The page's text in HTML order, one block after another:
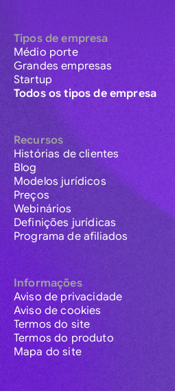
Tipos de empresa
Médio porte
Grandes empresas
Startup
Todos os tipos de empresa
Recursos
Histórias de clientes
Blog
Modelos jurídicos
Preços
Webinários
Definições jurídicas
Programa de afiliados
Informações
Aviso de privacidade
Aviso de cookies
Termos do site
Termos do produto
Mapa do site